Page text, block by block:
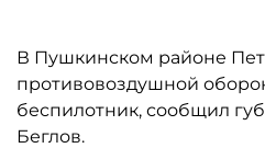
В Пушкинском районе
противовоздушной
беспилотник, сообщил
Беглов.